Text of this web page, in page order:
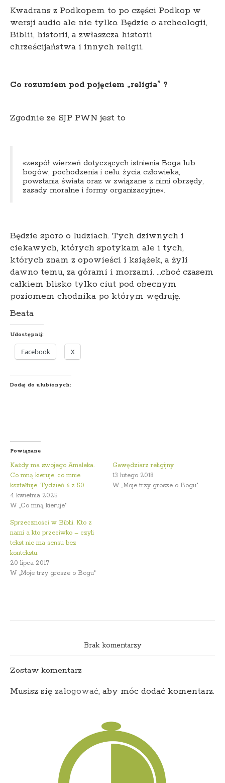
Kwadrans z Podkopem to po części Podkop w
wersji audio ale nie tylko. Będzie o archeologii,
Biblii, historii, a zwłaszcza historii
chrześcijaństwa i innych religii.
Co rozumiem pod pojęciem „religia” ?
Zgodnie ze SJP PWN jest to
«zespół wierzeń dotyczących istnienia Boga lub
bogów, pochodzenia i celu życia człowieka,
powstania świata oraz w związane z nimi obrzędy,
zasady moralne i formy organizacyjne».
Będzie sporo o ludziach. Tych dziwnych i
ciekawych, których spotykam ale i tych,
których znam z opowieści i książek, a żyli
dawno temu, za górami i morzami. …choć czasem
całkiem blisko tylko ciut pod obecnym
poziomem chodnika po którym wędruję.
Beata
Udostępnij:
Facebook X
Dodaj do ulubionych:
Powiązane
Każdy ma swojego Amaleka.
Co mną kieruje, co mnie
kształtuje. Tydzień 6 z 50
4 kwietnia 2025
W „Co mną kieruje"
Gawędziarz religijny
13 lutego 2018
W „Moje trzy grosze o Bogu"
Sprzeczności w Biblii. Kto z
nami a kto przeciwko – czyli
tekst nie ma sensu bez
kontekstu.
20 lipca 2017
W „Moje trzy grosze o Bogu"
Brak komentarzy
Zostaw komentarz
Musisz się zalogować, aby móc dodać komentarz.